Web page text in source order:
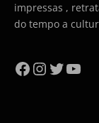
impressas ,
do tempo a
Facebook
Instagram
Twitter